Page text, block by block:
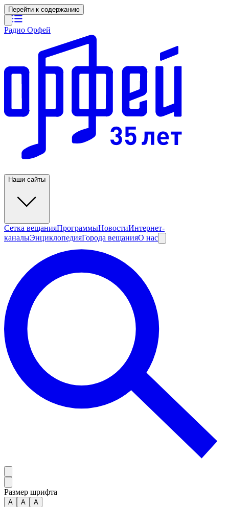
Перейти к содержанию
Радио Орфей
Наши сайты
Сетка вещанияПрограммыНовостиИнтернет-
каналыЭнциклопедияГорода вещанияО нас
Размер шрифта
А A A